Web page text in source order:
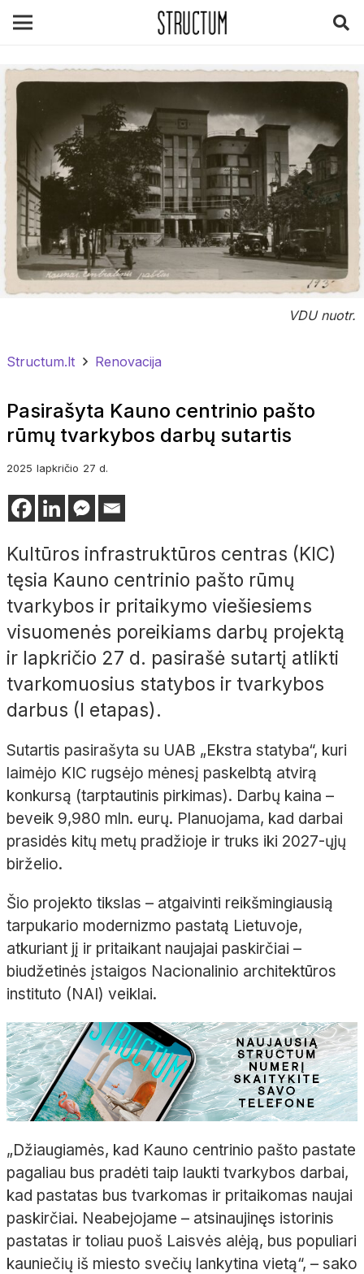
VDU nuotr.
Structum.lt Renovacija
Pasirašyta Kauno centrinio pašto
rūmų tvarkybos darbų sutartis
2025 lapkričio 27 d.
Kultūros infrastruktūros centras (KIC)
tęsia Kauno centrinio pašto rūmų
tvarkybos ir pritaikymo viešiesiems
visuomenės poreikiams darbų projektą
ir lapkričio 27 d. pasirašė sutartį atlikti
tvarkomuosius statybos ir tvarkybos
darbus (I etapas).
Sutartis pasirašyta su UAB „Ekstra statyba“, kuri
laimėjo KIC rugsėjo mėnesį paskelbtą atvirą
konkursą (tarptautinis pirkimas). Darbų kaina –
beveik 9,980 mln. eurų. Planuojama, kad darbai
prasidės kitų metų pradžioje ir truks iki 2027-ųjų
birželio.
Šio projekto tikslas – atgaivinti reikšmingiausią
tarpukario modernizmo pastatą Lietuvoje,
atkuriant jį ir pritaikant naujajai paskirčiai –
biudžetinės įstaigos Nacionalinio architektūros
instituto (NAI) veiklai.
„Džiaugiamės, kad Kauno centrinio pašto pastate
pagaliau bus pradėti taip laukti tvarkybos darbai,
kad pastatas bus tvarkomas ir pritaikomas naujai
paskirčiai. Neabejojame – atsinaujinęs istorinis
pastatas ir toliau puoš Laisvės alėją, bus populiari
kauniečių iš miesto svečių lankytina vietą“, – sako